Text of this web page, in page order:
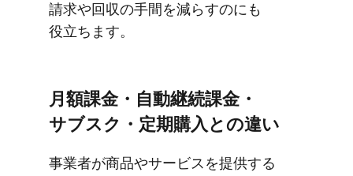
請求や​回収の​手間を​減らすのにも​
役立ちます。
月額課金・​自動継続課金・
サブスク・定期購入との​違い
事業者が​商品や​サービスを​提供する​